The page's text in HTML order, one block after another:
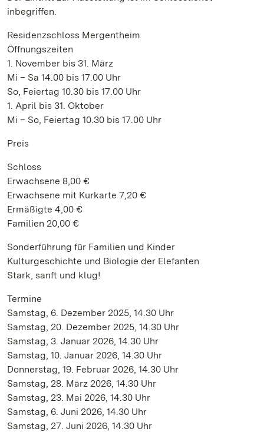
inbegriffen.
Residenzschloss Mergentheim
Öffnungszeiten
1. November bis 31. März
Mi – Sa 14.00 bis 17.00 Uhr
So, Feiertag 10.30 bis 17.00 Uhr
1. April bis 31. Oktober
Mi – So, Feiertag 10.30 bis 17.00 Uhr
Preis
Schloss
Erwachsene 8,00 €
Erwachsene mit Kurkarte 7,20 €
Ermäßigte 4,00 €
Familien 20,00 €
Sonderführung für Familien und Kinder
Kulturgeschichte und Biologie der Elefanten
Stark, sanft und klug!
Termine
Samstag, 6. Dezember 2025, 14.30 Uhr
Samstag, 20. Dezember 2025, 14.30 Uhr
Samstag, 3. Januar 2026, 14.30 Uhr
Samstag, 10. Januar 2026, 14.30 Uhr
Donnerstag, 19. Februar 2026, 14.30 Uhr
Samstag, 28. März 2026, 14.30 Uhr
Samstag, 23. Mai 2026, 14.30 Uhr
Samstag, 6. Juni 2026, 14.30 Uhr
Samstag, 27. Juni 2026, 14.30 Uhr